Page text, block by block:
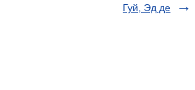
Гуй, Эд де